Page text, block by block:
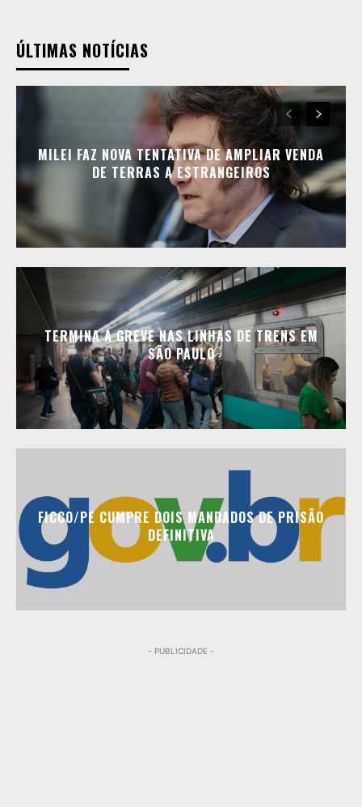
ÚLTIMAS NOTÍCIAS
MILEI FAZ NOVA TENTATIVA DE AMPLIAR VENDA
DE TERRAS A ESTRANGEIROS
TERMINA A GREVE NAS LINHAS DE TRENS EM
SÃO PAULO
FICCO/PE CUMPRE DOIS MANDADOS DE PRISÃO
DEFINITIVA
- PUBLICIDADE -